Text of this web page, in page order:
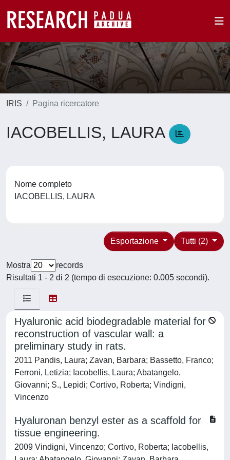
IRIS Pagina ricercatore
IACOBELLIS, LAURA
Nome completo
IACOBELLIS, LAURA
Tutti (2)
Esportazione
Mostra
records
Risultati 1 - 2 di 2 (tempo di esecuzione: 0.005 secondi).
Hyaluronic acid biodegradable material for
reconstruction of vascular wall: a
preliminary study in rats.
2011 Pandis, Laura; Zavan, Barbara; Bassetto, Franco;
Ferroni, Letizia; Iacobellis, Laura; Abatangelo,
Giovanni; S., Lepidi; Cortivo, Roberta; Vindigni,
Vincenzo
Hyaluronan benzyl ester as a scaffold for
tissue engineering.
2009 Vindigni, Vincenzo; Cortivo, Roberta; Iacobellis,